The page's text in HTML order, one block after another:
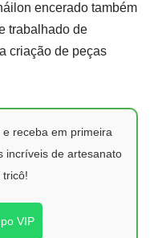
encerado também
trabalhado de
criação de peças
receba em primeira
incríveis de artesanato
tricô!
VIP